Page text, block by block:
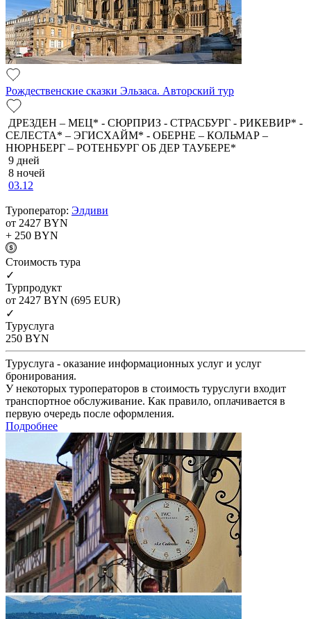
Рождественские сказки Эльзаса. Авторский тур
ДРЕЗДЕН – МЕЦ* - СЮРПРИЗ - СТРАСБУРГ - РИКЕВИР* -
СЕЛЕСТА* – ЭГИСХАЙМ* - ОБЕРНЕ – КОЛЬМАР –
НЮРНБЕРГ – РОТЕНБУРГ ОБ ДЕР ТАУБЕРЕ*
9 дней
8 ночей
03.12
Туроператор: Элдиви
от 2427 BYN
+ 250 BYN
Cтоимость тура
✓
Турпродукт
от 2427 BYN (695 EUR)
✓
Туруслуга
250 BYN
Туруслуга - оказание информационных услуг и услуг
бронирования.
У некоторых туроператоров в стоимость туруслуги входит
транспортное обслуживание. Как правило, оплачивается в
первую очередь после оформления.
Подробнее